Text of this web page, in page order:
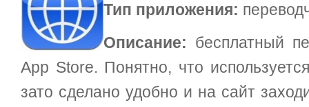
Тип приложения:
Описание: бесплатный
App Store. Понятно, что
зато сделано удобно и на сайт